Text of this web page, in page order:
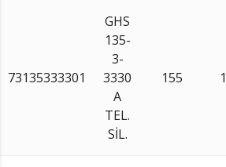
73135333301
GHS
135-
3-
3330
A
TEL.
SİL.
155